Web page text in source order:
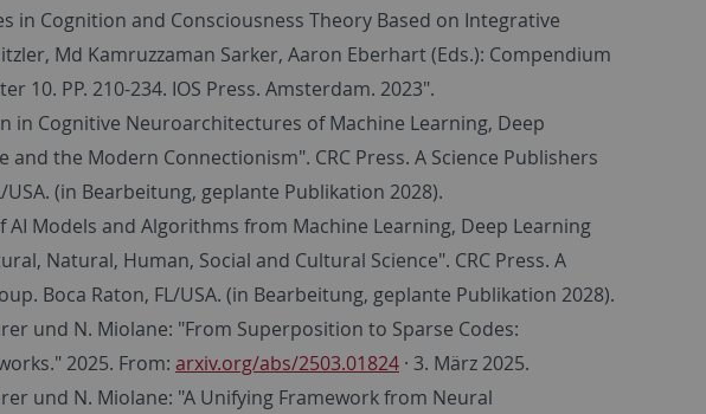
Cognition and Consciousness Theory Based on Integrative
Md Kamruzzaman Sarker, Aaron Eberhart (Eds.): Compendium
10. PP. 210-234. IOS Press. Amsterdam. 2023".
in Cognitive Neuroarchitectures of Machine Learning, Deep
the Modern Connectionism". CRC Press. A Science Publishers
(in Bearbeitung, geplante Publikation 2028).
AI Models and Algorithms from Machine Learning, Deep Learning
Natural, Human, Social and Cultural Science". CRC Press. A
Boca Raton, FL/USA. (in Bearbeitung, geplante Publikation 2028).
und N. Miolane: "From Superposition to Sparse Codes:
2025. From: arxiv.org/abs/2503.01824 · 3. März 2025.
und N. Miolane: "A Unifying Framework from Neural